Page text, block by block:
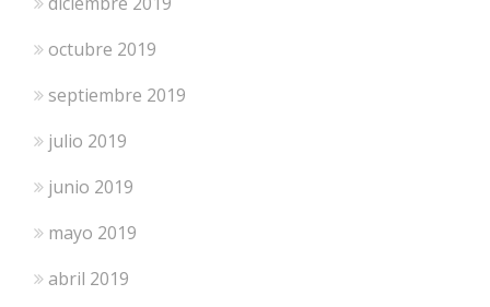
octubre 2019
septiembre 2019
julio 2019
junio 2019
mayo 2019
abril 2019